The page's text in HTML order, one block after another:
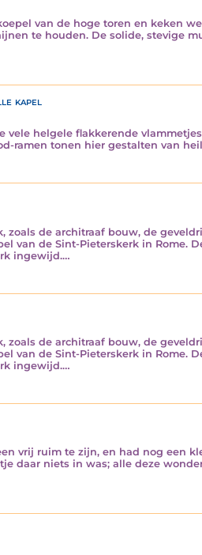
van de hoge toren en keken
te houden. De solide, stevige
kapel
vele helgele flakkerende
ramen tonen hier gestalten van
de architraaf bouw, de
van de Sint-Pieterskerk in Rome.
ingewijd.…
de architraaf bouw, de
van de Sint-Pieterskerk in Rome.
ingewijd.…
vrij ruim te zijn, en had nog een
daar niets in was; alle deze